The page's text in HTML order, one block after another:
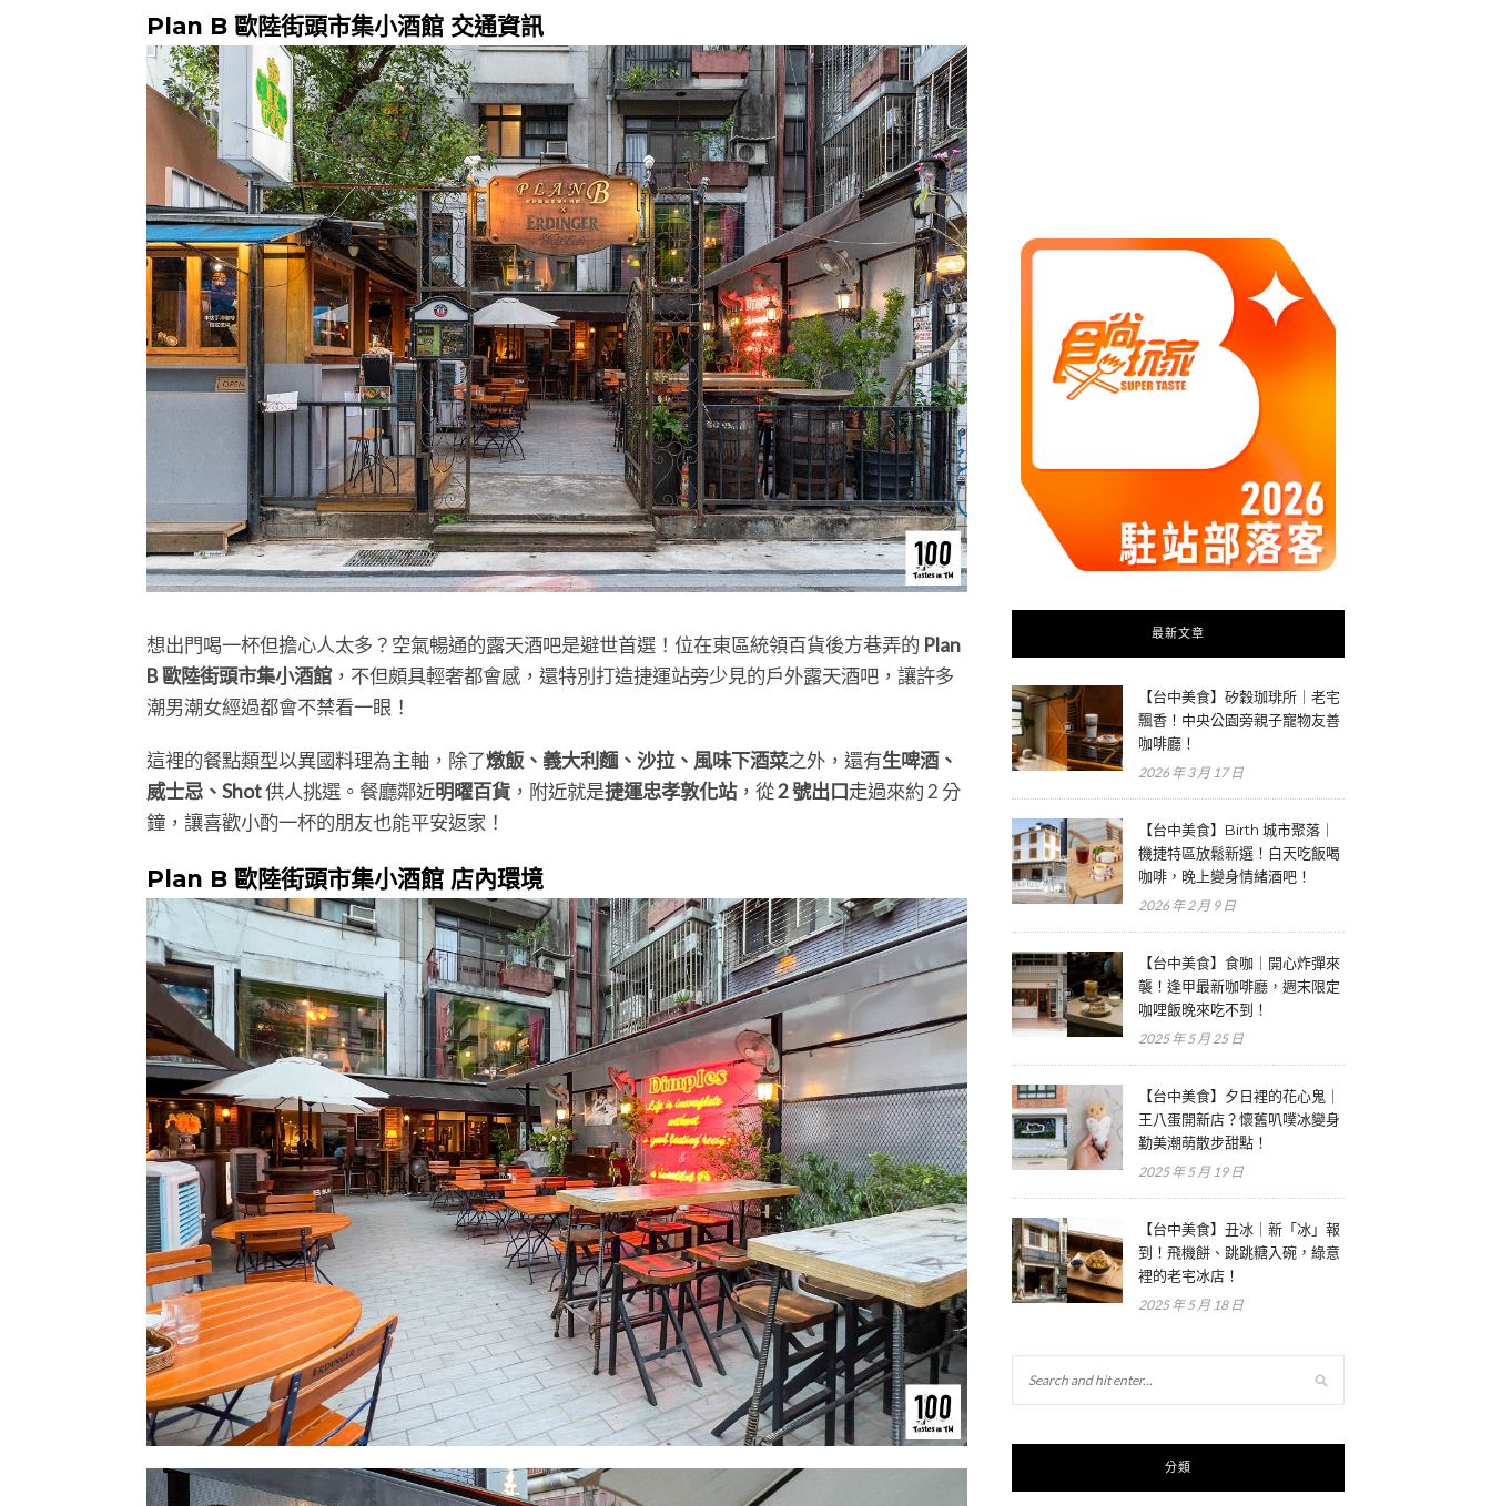
Plan B 歐陸街頭市集小酒館 交通資訊
想出門喝一杯但擔心人太多？空氣暢通的露天酒吧是避世首選！位在東區統領百貨後方巷弄的 Plan
B 歐陸街頭市集小酒館 ，不但頗具輕奢都會感，還特別打造捷運站旁少見的戶外露天酒吧，讓許多
潮男潮女經過都會不禁看一眼！
這裡的餐點類型以異國料理為主軸，除了燉飯、義大利麵、沙拉、風味下酒菜之外，還有生啤酒、
威士忌、Shot供人挑選。餐廳鄰近明曜百貨 ，附近就是捷運忠孝敦化站，從2 號出口走過來約 2 分
鐘，讓喜歡小酌一杯的朋友也能平安返家！
Plan B 歐陸街頭市集小酒館 店內環境
最新文章
【台中美食】矽穀珈琲所｜老宅
飄香！中央公園旁親子寵物友善
咖啡廳！
2026 年 3 月 17 日
【台中美食】Birth 城市聚落｜
機捷特區放鬆新選！白天吃飯喝
咖啡，晚上變身情緒酒吧！
2026 年 2 月 9 日
【台中美食】食咖｜開心炸彈來
襲！逢甲最新咖啡廳，週末限定
咖哩飯晚來吃不到！
2025 年 5 月 25 日
【台中美食】夕日裡的花心鬼｜
王八蛋開新店？懷舊叭噗冰變身
勤美潮萌散步甜點！
2025 年 5 月 19 日
【台中美食】丑冰｜新「冰」報
到！飛機餅、跳跳糖入碗，綠意
裡的老宅冰店！
2025 年 5 月 18 日
分類